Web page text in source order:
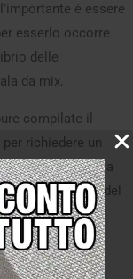
è essere
esserlo occorre
delle
da mix.
compilate il
per richiedere un
lieti di aiutarvi a
la qualità del